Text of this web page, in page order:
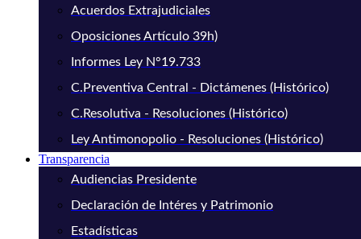
Acuerdos Extrajudiciales
Oposiciones Artículo 39h)
Informes Ley N°19.733
C.Preventiva Central - Dictámenes (Histórico)
C.Resolutiva - Resoluciones (Histórico)
Ley Antimonopolio - Resoluciones (Histórico)
Transparencia
Audiencias Presidente
Declaración de Intéres y Patrimonio
Estadísticas